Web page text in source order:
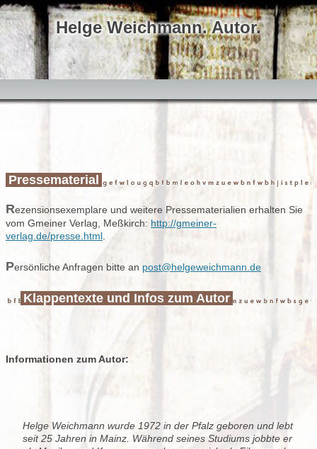
Helge Weichmann. Autor.
Springe
zum
Pressematerial
Rezensionsexemplare und weitere Pressematerialien erhalten Sie
vom Gmeiner Verlag, Meßkirch: http://gmeiner-
verlag.de/presse.html
Persönliche Anfragen bitte an post@helgeweichmann.de
Klappentexte und Infos zum Autor
Informationen zum Autor:
Helge Weichmann wurde 1972 in der Pfalz geboren und lebt
seit 25 Jahren in Mainz. Während seines Studiums jobbte er